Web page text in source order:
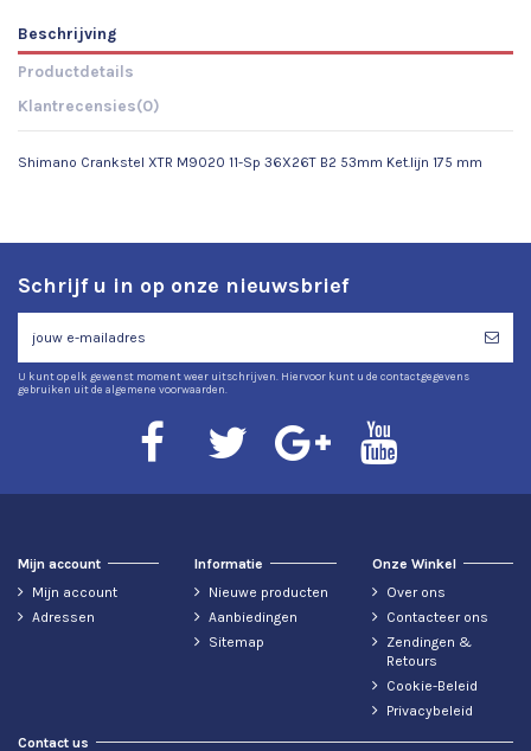
Beschrijving
Productdetails
Klantrecensies(0)
Shimano Crankstel XTR M9020 11-Sp 36X26T B2 53mm Ket.lijn 175 mm
Schrijf u in op onze nieuwsbrief
U kunt op elk gewenst moment weer uitschrijven. Hiervoor kunt u de contactgegevens
gebruiken uit de algemene voorwaarden.
Mijn account
Mijn account
Adressen
Informatie
Nieuwe producten
Aanbiedingen
Sitemap
Onze Winkel
Over ons
Contacteer ons
Zendingen &
Retours
Cookie-Beleid
Privacybeleid
Contact us